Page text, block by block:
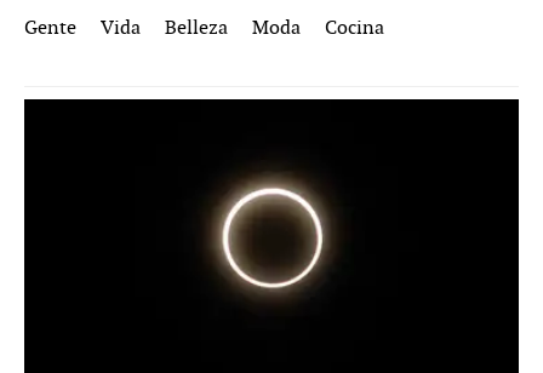
Gente Vida Belleza Moda Cocina